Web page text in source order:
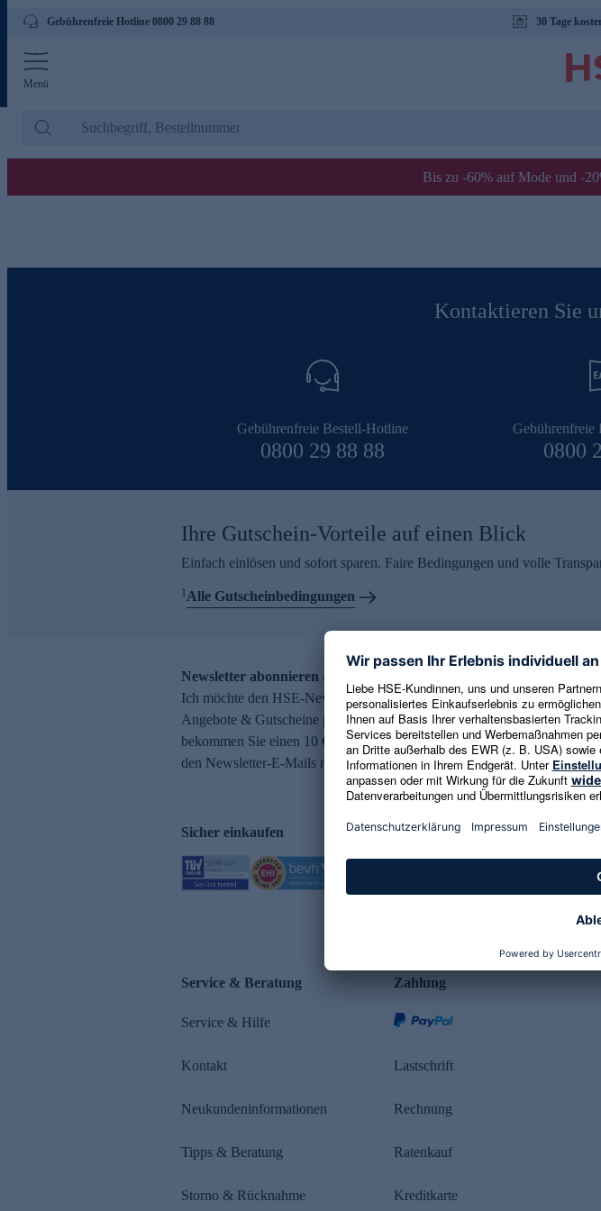
Gebührenfreie Hotline 0800 29 88 88 30 Tage
Menü
Bis zu -60% auf Mode und -
Kontaktieren Sie
Gebührenfreie Bestell-Hotline
0800 29 88 88
Gebührenfreie
0800
Ihre Gutschein-Vorteile auf einen Blick
Einfach einlösen und sofort sparen. Faire Bedingungen und volle
1Alle Gutscheinbedingungen
Newsletter abonnieren – 10 € Gutschein erhalten
Ich möchte den HSE-Newsletter abonnieren und aktuelle Trends,
Angebote & Gutscheine per E-Mail erhalten. Als Dankeschön
bekommen Sie einen 10 € Gutschein. Eine Abmeldung ist jederzeit in
den Newsletter-E-Mails möglich.
Sicher einkaufen
Service & Beratung
Service & Hilfe
Kontakt
Neukundeninformationen
Tipps & Beratung
Storno & Rücknahme
Zahlung
Lastschrift
Rechnung
Ratenkauf
Kreditkarte